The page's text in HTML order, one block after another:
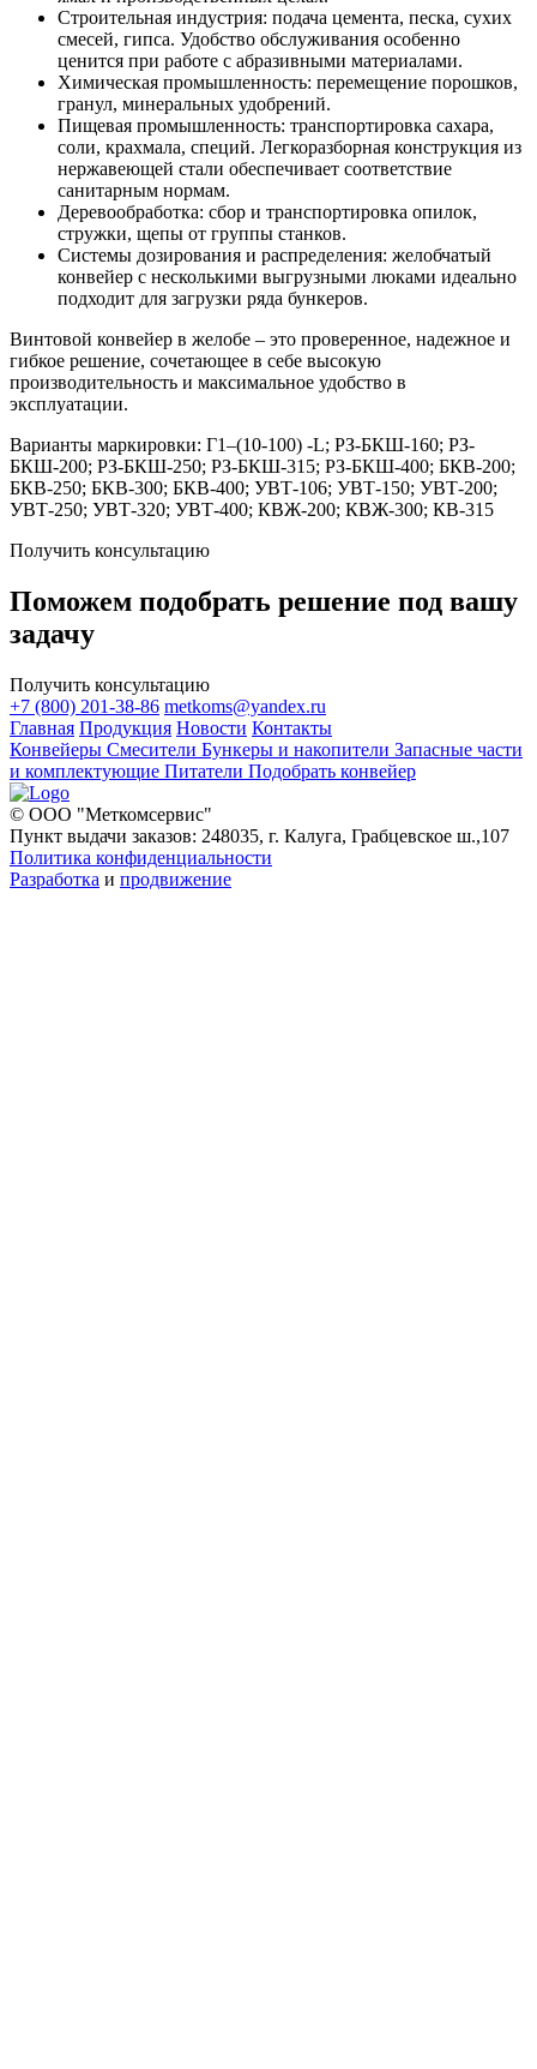
Строительная индустрия: подача цемента, песка, сухих
смесей, гипса. Удобство обслуживания особенно
ценится при работе с абразивными материалами.
Химическая промышленность: перемещение порошков,
гранул, минеральных удобрений.
Пищевая промышленность: транспортировка сахара,
соли, крахмала, специй. Легкоразборная конструкция из
нержавеющей стали обеспечивает соответствие
санитарным нормам.
Деревообработка: сбор и транспортировка опилок,
стружки, щепы от группы станков.
Системы дозирования и распределения: желобчатый
конвейер с несколькими выгрузными люками идеально
подходит для загрузки ряда бункеров.
Винтовой конвейер в желобе – это проверенное, надежное и
гибкое решение, сочетающее в себе высокую
производительность и максимальное удобство в
эксплуатации.
Варианты маркировки: Г1–(10-100) -L; РЗ-БКШ-160; РЗ-
БКШ-200; РЗ-БКШ-250; РЗ-БКШ-315; РЗ-БКШ-400; БКВ-200;
БКВ-250; БКВ-300; БКВ-400; УВТ-106; УВТ-150; УВТ-200;
УВТ-250; УВТ-320; УВТ-400; КВЖ-200; КВЖ-300; КВ-315
Получить консультацию
Поможем подобрать решение под вашу
задачу
Получить консультацию
+7 (800) 201-38-86 metkoms@yandex.ru
Главная Продукция Новости Контакты
Конвейеры Смесители Бункеры и накопители Запасные части
и комплектующие Питатели Подобрать конвейер
© ООО "Меткомсервис"
Пункт выдачи заказов: 248035, г. Калуга, Грабцевское ш.,107
Политика конфиденциальности
Разработка и продвижение